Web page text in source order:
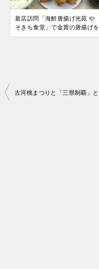
新店訪問「海鮮唐揚げ光苑 や
そきち食堂」で金賞の唐揚げを
投